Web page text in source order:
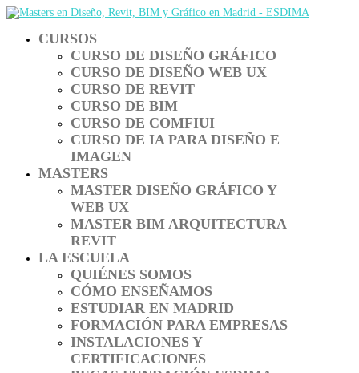
CURSOS
CURSO DE DISEÑO GRÁFICO
CURSO DE DISEÑO WEB UX
CURSO DE REVIT
CURSO DE BIM
CURSO DE COMFIUI
CURSO DE IA PARA DISEÑO E
IMAGEN
MASTERS
MASTER DISEÑO GRÁFICO Y
WEB UX
MASTER BIM ARQUITECTURA
REVIT
LA ESCUELA
QUIÉNES SOMOS
CÓMO ENSEÑAMOS
ESTUDIAR EN MADRID
FORMACIÓN PARA EMPRESAS
INSTALACIONES Y
CERTIFICACIONES